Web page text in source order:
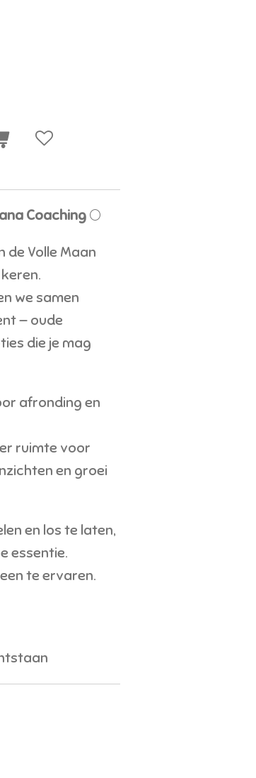
Coaching 🌕
de Volle Maan
we samen
— oude
die je mag
afronding en
ruimte voor
en groei
en los te laten,
essentie.
te ervaren.